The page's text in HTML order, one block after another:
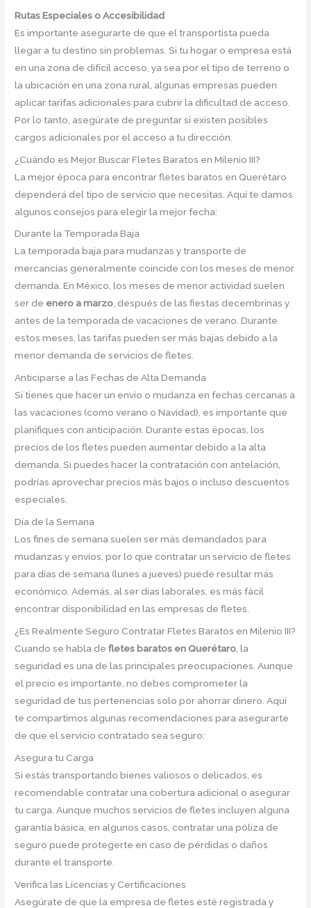
Rutas Especiales o Accesibilidad
Es importante asegurarte de que el transportista pueda
llegar a tu destino sin problemas. Si tu hogar o empresa está
en una zona de difícil acceso, ya sea por el tipo de terreno o
la ubicación en una zona rural, algunas empresas pueden
aplicar tarifas adicionales para cubrir la dificultad de acceso.
Por lo tanto, asegúrate de preguntar si existen posibles
cargos adicionales por el acceso a tu dirección.
¿Cuándo es Mejor Buscar Fletes Baratos en Milenio III?
La mejor época para encontrar fletes baratos en Querétaro
dependerá del tipo de servicio que necesitas. Aquí te damos
algunos consejos para elegir la mejor fecha:
Durante la Temporada Baja
La temporada baja para mudanzas y transporte de
mercancías generalmente coincide con los meses de menor
demanda. En México, los meses de menor actividad suelen
ser de enero a marzo, después de las fiestas decembrinas y
antes de la temporada de vacaciones de verano. Durante
estos meses, las tarifas pueden ser más bajas debido a la
menor demanda de servicios de fletes.
Anticiparse a las Fechas de Alta Demanda
Si tienes que hacer un envío o mudanza en fechas cercanas a
las vacaciones (como verano o Navidad), es importante que
planifiques con anticipación. Durante estas épocas, los
precios de los fletes pueden aumentar debido a la alta
demanda. Si puedes hacer la contratación con antelación,
podrías aprovechar precios más bajos o incluso descuentos
especiales.
Día de la Semana
Los fines de semana suelen ser más demandados para
mudanzas y envíos, por lo que contratar un servicio de fletes
para días de semana (lunes a jueves) puede resultar más
económico. Además, al ser días laborales, es más fácil
encontrar disponibilidad en las empresas de fletes.
¿Es Realmente Seguro Contratar Fletes Baratos en Milenio III?
Cuando se habla defletes baratos en Querétaro , la
seguridad es una de las principales preocupaciones. Aunque
el precio es importante, no debes comprometer la
seguridad de tus pertenencias solo por ahorrar dinero. Aquí
te compartimos algunas recomendaciones para asegurarte
de que el servicio contratado sea seguro:
Asegura tu Carga
Si estás transportando bienes valiosos o delicados, es
recomendable contratar una cobertura adicional o asegurar
tu carga. Aunque muchos servicios de fletes incluyen alguna
garantía básica, en algunos casos, contratar una póliza de
seguro puede protegerte en caso de pérdidas o daños
durante el transporte.
Verifica las Licencias y Certificaciones
Asegúrate de que la empresa de fletes esté registrada y